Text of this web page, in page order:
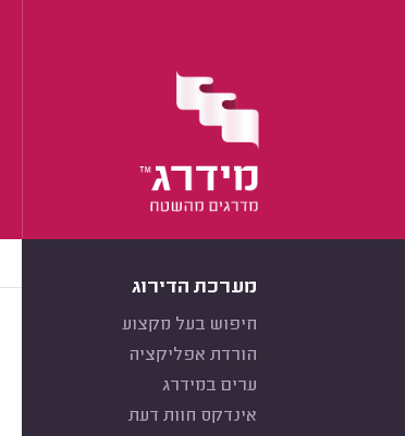
מערכת הדירוג
חיפוש בעל מקצוע
הורדת אפליקציה
ערים במידרג
אינדקס חוות דעת